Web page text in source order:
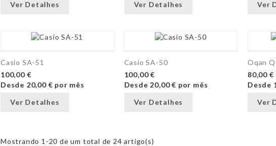
Ver Detalhes
Ver Detalhes
Ver
Casio SA-51
100,00 €
Desde 20,00 € por mês
Ver Detalhes
Casio SA-50
100,00 €
Desde 20,00 € por mês
Ver Detalhes
Oqan
80,00 €
Desde
Ver
Mostrando 1-20 de um total de 24 artigo(s)